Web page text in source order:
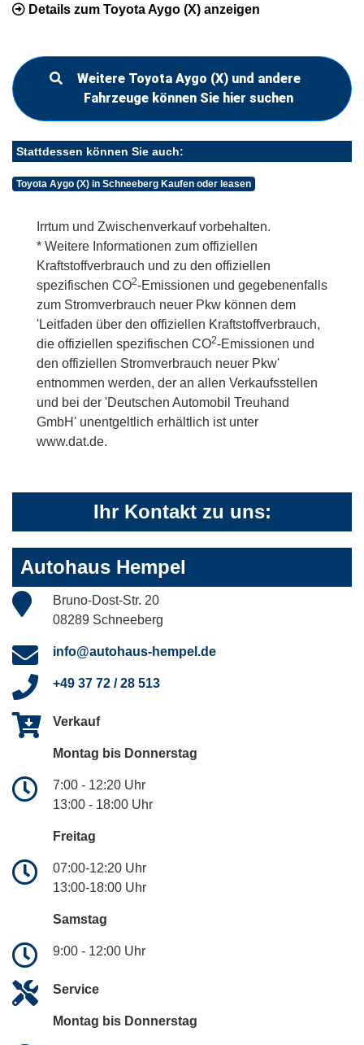
Details zum Toyota Aygo (X) anzeigen
Weitere Toyota Aygo (X) und andere
Fahrzeuge können Sie hier suchen
Stattdessen können Sie auch:
Toyota Aygo (X) in Schneeberg Kaufen oder leasen
Irrtum und Zwischenverkauf vorbehalten.
* Weitere Informationen zum offiziellen
Kraftstoffverbrauch und zu den offiziellen
spezifischen CO2-Emissionen und gegebenenfalls
zum Stromverbrauch neuer Pkw können dem
'Leitfaden über den offiziellen Kraftstoffverbrauch,
die offiziellen spezifischen CO2-Emissionen und
den offiziellen Stromverbrauch neuer Pkw'
entnommen werden, der an allen Verkaufsstellen
und bei der 'Deutschen Automobil Treuhand
GmbH' unentgeltlich erhältlich ist unter
www.dat.de.
Ihr Kontakt zu uns:
Autohaus Hempel
Bruno-Dost-Str. 20
08289 Schneeberg
info@autohaus-hempel.de
+49 37 72 / 28 513
Verkauf
Montag bis Donnerstag
7:00 - 12:20 Uhr
13:00 - 18:00 Uhr
Freitag
07:00-12:20 Uhr
13:00-18:00 Uhr
Samstag
9:00 - 12:00 Uhr
Service
Montag bis Donnerstag